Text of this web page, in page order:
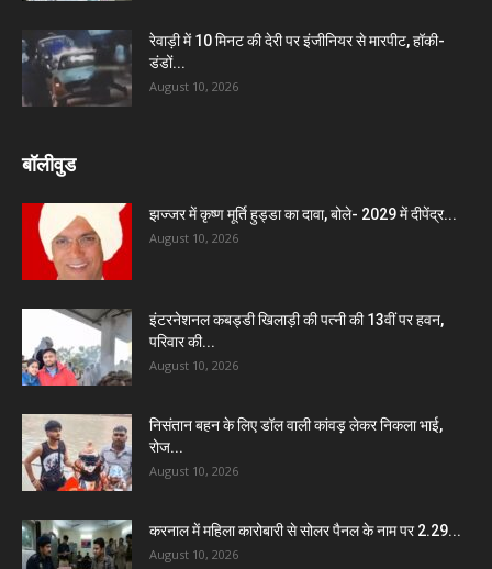
रेवाड़ी में 10 मिनट की देरी पर इंजीनियर से मारपीट, हॉकी-
डंडों...
August 10, 2026
बॉलीवुड
झज्जर में कृष्ण मूर्ति हुड्डा का दावा, बोले- 2029 में दीपेंद्र...
August 10, 2026
इंटरनेशनल कबड्डी खिलाड़ी की पत्नी की 13वीं पर हवन,
परिवार की...
August 10, 2026
निसंतान बहन के लिए डॉल वाली कांवड़ लेकर निकला भाई,
रोज...
August 10, 2026
करनाल में महिला कारोबारी से सोलर पैनल के नाम पर 2.29...
August 10, 2026